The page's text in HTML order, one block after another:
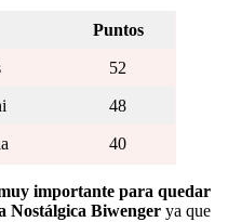
Puntos
52
48
40
importante para quedar
Nostálgica Biwenger ya que